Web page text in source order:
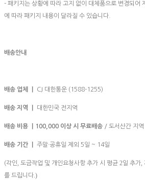
- 패키지는 상황에 따라 고지 없이 대체품으로 변경되어
에 따라 패키지 내용이 달라질 수 있습니다.
배송안내
배송 업체 ㅣ CJ 대한통운 (1588-1255)
배송 지역 ㅣ 대한민국 전지역
배송 비용 ㅣ100,000 이상 시 무료배송 / 도서산간 지
배송 기간 ㅣ 주말·공휴일 제외 5일 ~ 14일
(각인, 도금작업 및 개인요청사항 추가 시 평균 2일 추가,
를 드립니다.)